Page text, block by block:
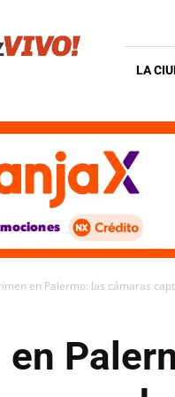
LA
en Palermo: las cámaras
en